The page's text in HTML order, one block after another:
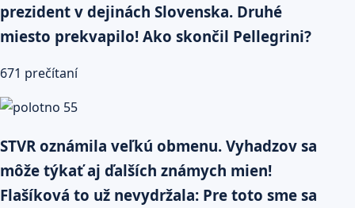
prezident v dejinách Slovenska. Druhé
miesto prekvapilo! Ako skončil Pellegrini?
671 prečítaní
STVR oznámila veľkú obmenu. Vyhadzov sa
môže týkať aj ďalších známych mien!
Flašíková to už nevydržala: Pre toto sme sa